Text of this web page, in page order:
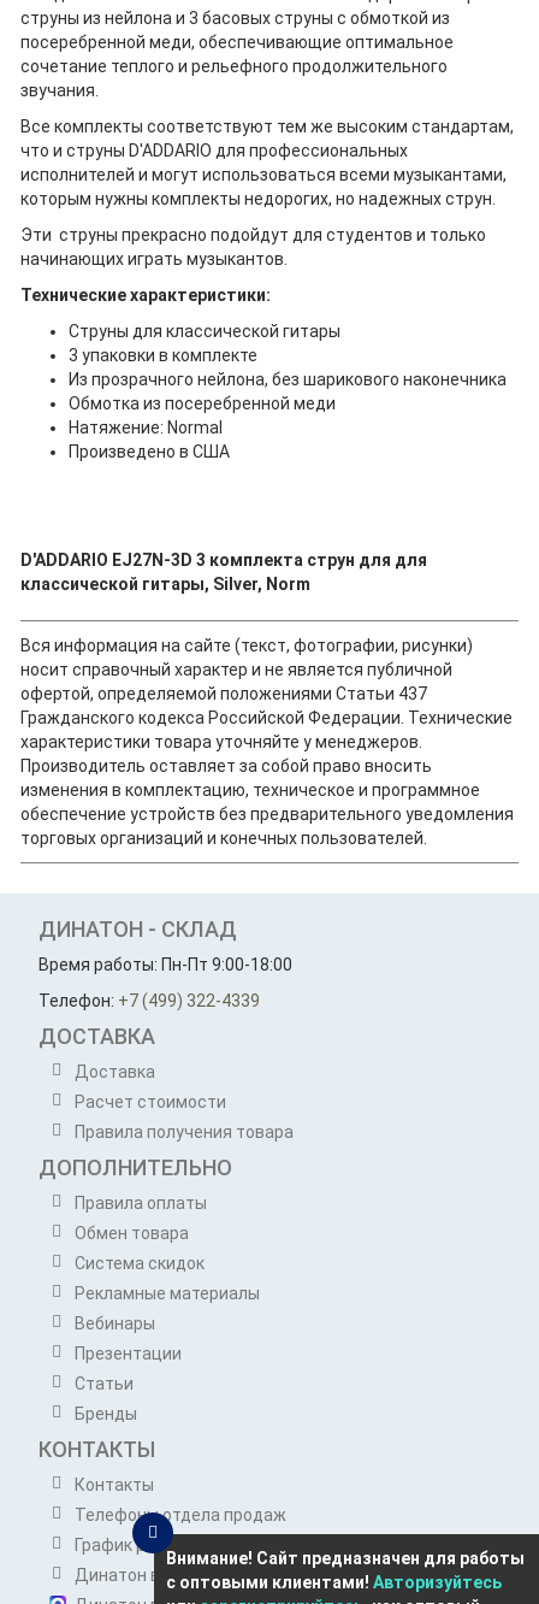
струны из нейлона и 3 басовых струны с обмоткой из
посеребренной меди, обеспечивающие оптимальное
сочетание теплого и рельефного продолжительного
звучания.
Все комплекты соответствуют тем же высоким стандартам,
что и струны D'ADDARIO для профессиональных
исполнителей и могут использоваться всеми музыкантами,
которым нужны комплекты недорогих, но надежных струн.
Эти струны прекрасно подойдут для студентов и только
начинающих играть музыкантов.
Технические характеристики:
Струны для классической гитары
3 упаковки в комплекте
Из прозрачного нейлона, без шарикового наконечника
Обмотка из посеребренной меди
Натяжение: Normal
Произведено в США
D'ADDARIO EJ27N-3D 3 комплекта струн для для
классической гитары, Silver, Norm
Вся информация на сайте (текст, фотографии, рисунки)
носит справочный характер и не является публичной
офертой, определяемой положениями Статьи 437
Гражданского кодекса Российской Федерации. Технические
характеристики товара уточняйте у менеджеров.
Производитель оставляет за собой право вносить
изменения в комплектацию, техническое и программное
обеспечение устройств без предварительного уведомления
торговых организаций и конечных пользователей.
ДИНАТОН - СКЛАД
Время работы: Пн-Пт 9:00-18:00
Телефон: +7 (499) 322-4339
ДОСТАВКА
Доставка
Расчет стоимости
Правила получения товара
ДОПОЛНИТЕЛЬНО
Правила оплаты
Обмен товара
Система скидок
Рекламные материалы
Вебинары
Презентации
Статьи
Бренды
КОНТАКТЫ
Контакты
Телефоны отдела продаж
График работы отдела продаж
Динатон в Telegram
Внимание! Сайт предназначен для работы
с оптовыми клиентами! Авторизуйтесь